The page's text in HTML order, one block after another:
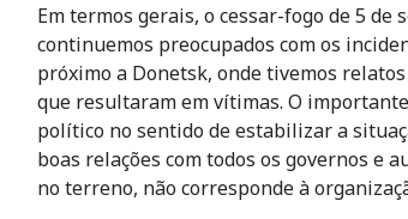
Em termos gerais, o cessar-fogo de 5
continuemos preocupados com os
próximo a Donetsk, onde tivemos
que resultaram em vítimas. O
político no sentido de estabilizar a
boas relações com todos os governos e
no terreno, não corresponde à